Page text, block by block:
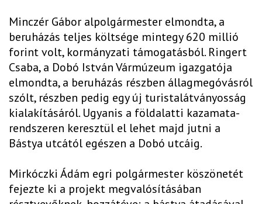
Minczér Gábor alpolgármester elmondta, a
beruházás teljes költsége mintegy 620 millió
forint volt, kormányzati támogatásból. Ringert
Csaba, a Dobó István Vármúzeum igazgatója
elmondta, a beruházás részben állagmegóvásról
szólt, részben pedig egy új turistalátványosság
kialakításáról. Ugyanis a földalatti kazamata-
rendszeren keresztül el lehet majd jutni a
Bástya utcától egészen a Dobó utcáig.
Mirkóczki Ádám egri polgármester köszönetét
fejezte ki a projekt megvalósításában